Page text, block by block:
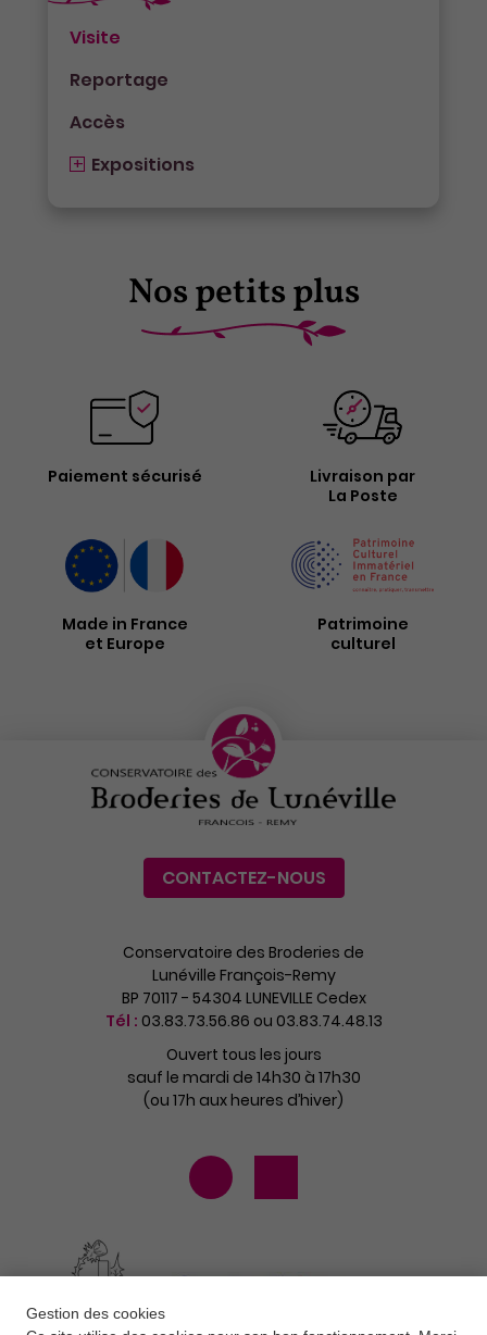
Gestion des cookies
Visite
Reportage
Accès
Expositions
Nos petits plus
Paiement sécurisé
Livraison par
La Poste
Made in France
et Europe
Patrimoine
culturel
CONTACTEZ-NOUS
Conservatoire des Broderies de
Lunéville François-Remy
BP 70117 - 54304 LUNEVILLE Cedex
Tél : 03.83.73.56.86 ou 03.83.74.48.13
Ouvert tous les jours
sauf le mardi de 14h30 à 17h30
(ou 17h aux heures d’hiver)